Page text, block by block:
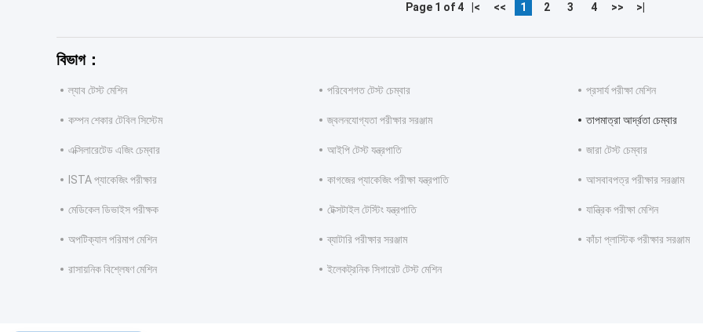
Page 1 of 4 |< << 1 2 3 4 >> >|
বিভাগ：
ল্যাব টেস্ট মেশিন পরিবেশগত টেস্ট চেম্বার প্রসার্য পরীক্ষা মেশিন
কম্পন শেকার টেবিল সিস্টেম জ্বলনযোগ্যতা পরীক্ষার সরঞ্জাম তাপমাত্রা আর্দ্রতা চেম্বার
এক্সিলারেটেড এজিং চেম্বার আইপি টেস্ট যন্ত্রপাতি জারা টেস্ট চেম্বার
ISTA প্যাকেজিং পরীক্ষার কাগজের প্যাকেজিং পরীক্ষা যন্ত্রপাতি আসবাবপত্র পরীক্ষার সরঞ্জাম
মেডিকেল ডিভাইস পরীক্ষক টেক্সটাইল টেস্টিং যন্ত্রপাতি যান্ত্রিক পরীক্ষা মেশিন
অপটিক্যাল পরিমাপ মেশিন ব্যাটারি পরীক্ষার সরঞ্জাম কাঁচা প্লাস্টিক পরীক্ষার সরঞ্জাম
রাসায়নিক বিশ্লেষণ মেশিন ইলেকট্রনিক সিগারেট টেস্ট মেশিন